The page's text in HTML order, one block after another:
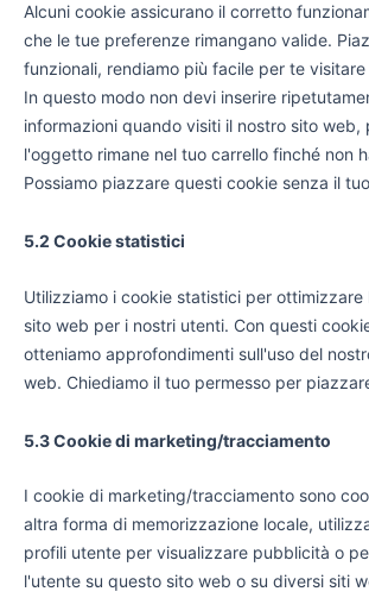
Alcuni cookie assicurano il corretto
che le tue preferenze rimangano valide.
funzionali, rendiamo più facile per te
In questo modo non devi inserire
informazioni quando visiti il nostro sito web,
l'oggetto rimane nel tuo carrello finché non
Possiamo piazzare questi cookie senza il
5.2 Cookie statistici
Utilizziamo i cookie statistici per ottimizzare
sito web per i nostri utenti. Con questi
otteniamo approfondimenti sull'uso del
web. Chiediamo il tuo permesso per
5.3 Cookie di marketing/tracciamento
I cookie di marketing/tracciamento sono
altra forma di memorizzazione locale,
profili utente per visualizzare pubblicità o
l'utente su questo sito web o su diversi siti